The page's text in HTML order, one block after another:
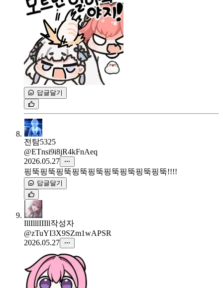
답글달기
전탐5325
@ETnsi9i8jR4kFnAeq
2026.05.27
핑뚝핑뚝핑뚝핑뚝핑뚝핑뚝핑뚝핑뚝핑뚝!!!!
답글달기
IllIlllIIIll작성자
@zTuYI3X9SZm1wAPSR
2026.05.27